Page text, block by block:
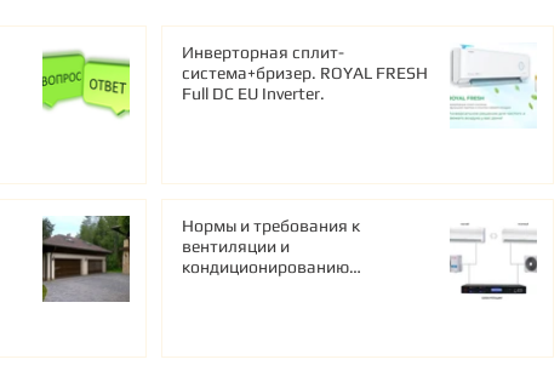
Инверторная сплит-
система+бризер. ROYAL FRESH
Full DC EU Inverter.
Нормы и требования к
вентиляции и
кондиционированию